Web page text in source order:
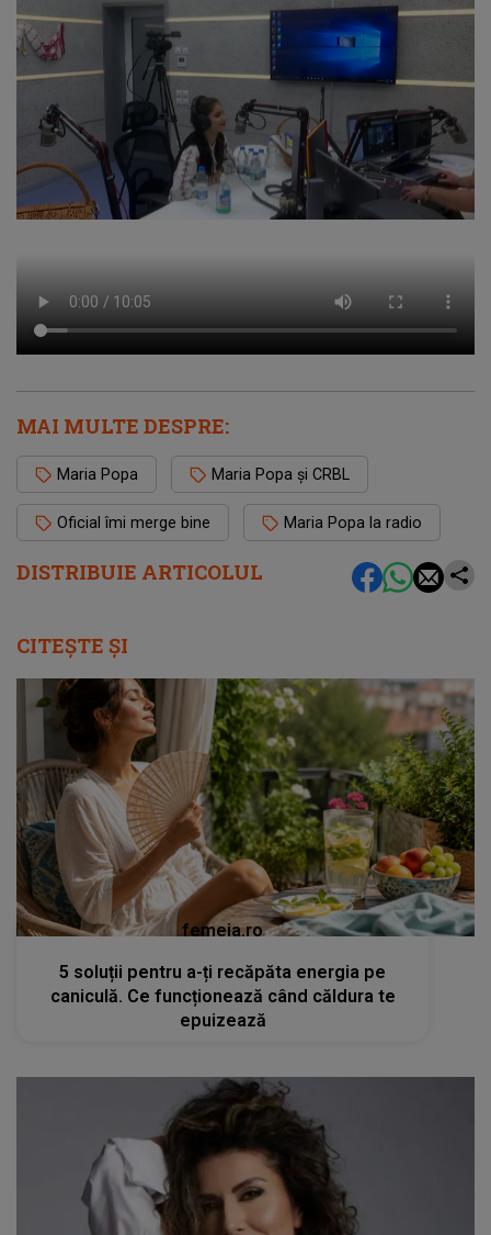
DISTRIBUIE ARTICOLUL
MAI MULTE DESPRE:
Maria Popa Maria Popa și CRBL
Oficial îmi merge bine Maria Popa la radio
CITEȘTE ȘI
femeia.ro
5 soluții pentru a-ți recăpăta energia pe
caniculă. Ce funcționează când căldura te
epuizează